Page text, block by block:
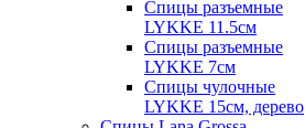
Спицы разъемные
LYKKE 11.5см
Спицы разъемные
LYKKE 7см
Спицы чулочные
LYKKE 15см, дерево